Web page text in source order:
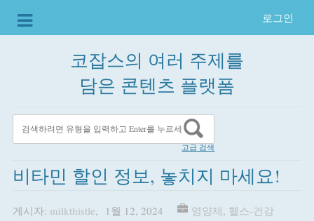
로그인
코잡스의 여러 주제를
담은 콘텐츠 플랫폼
고급 검색
비타민 할인 정보, 놓치지 마세요!
게시자: milkthistle, 1월 12, 2024 영양제, 헬스-건강